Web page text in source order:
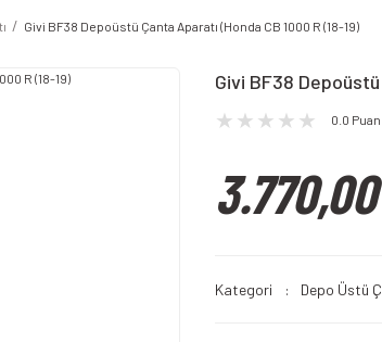
Givi BF38 Depoüstü Çanta Aparatı (Honda CB 1000 R (18-19)
Givi BF38
0.0
Kategori Depo Üstü